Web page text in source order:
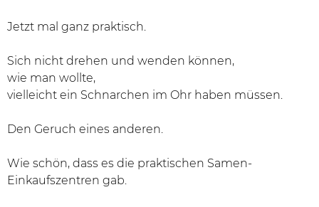
Jetzt mal ganz praktisch.
Sich nicht drehen und wenden können,
wie man wollte,
vielleicht ein Schnarchen im Ohr haben müssen.
Den Geruch eines anderen.
Wie schön, dass es die praktischen Samen-
Einkaufszentren gab.